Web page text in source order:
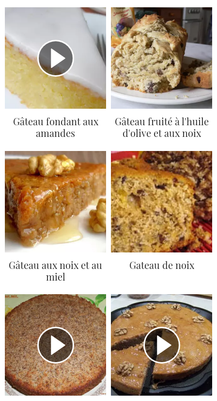
Gâteau fondant aux
amandes
Gâteau fruité à l'huile
d'olive et aux noix
Gâteau aux noix et au
miel
Gateau de noix